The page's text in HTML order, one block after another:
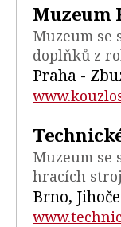
Muzeum
Muzeum se
doplňků z
Praha -
Muzeum se
hracích
Brno,